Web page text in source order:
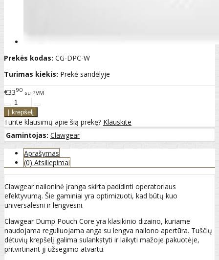
Prekės kodas: CG-DPC-W
Turimas kiekis: Prekė sandėlyje
€3390 su PVM
Turite klausimų apie šią prekę? Klauskite
Gamintojas: Clawgear
Aprašymas
(0) Atsiliepimai
Clawgear nailoninė įranga skirta padidinti operatoriaus
efektyvumą. Šie gaminiai yra optimizuoti, kad būtų kuo
universalesni ir lengvesni.
Clawgear Dump Pouch Core yra klasikinio dizaino, kuriame
naudojama reguliuojama anga su lengva nailono apertūra. Tuščių
dėtuvių krepšelį galima sulankstyti ir laikyti mažoje pakuotėje,
pritvirtinant jį užsegimo atvartu.